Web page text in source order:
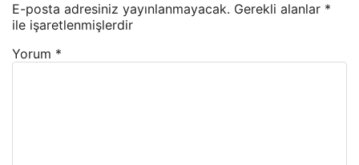
E-posta adresiniz yayınlanmayacak. Gerekli alanlar *
ile işaretlenmişlerdir
Yorum *